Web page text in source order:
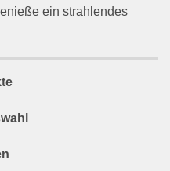
ein strahlendes